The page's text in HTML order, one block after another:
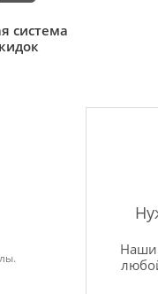
система
Наши